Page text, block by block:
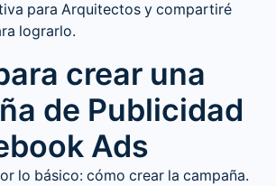
para Arquitectos y compartiré
lograrlo.
crear una
de Publicidad
Ads
lo básico: cómo crear la campaña.